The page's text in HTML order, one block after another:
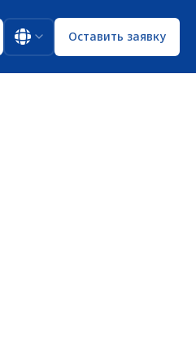
Оставить заявку